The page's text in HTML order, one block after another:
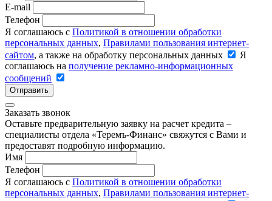
E-mail
Телефон
Я соглашаюсь с Политикой в отношении обработки
персональных данных, Правилами пользования интернет-
сайтом, а также на обработку персональных данных
Я
соглашаюсь на получение рекламно-информационных
сообщений
Отправить
Заказать звонок
Оставьте предварительную заявку на расчет кредита –
специалисты отдела «Теремъ-Финанс» свяжутся с Вами и
предоставят подробную информацию.
Имя
Телефон
Я соглашаюсь с Политикой в отношении обработки
персональных данных, Правилами пользования интернет-